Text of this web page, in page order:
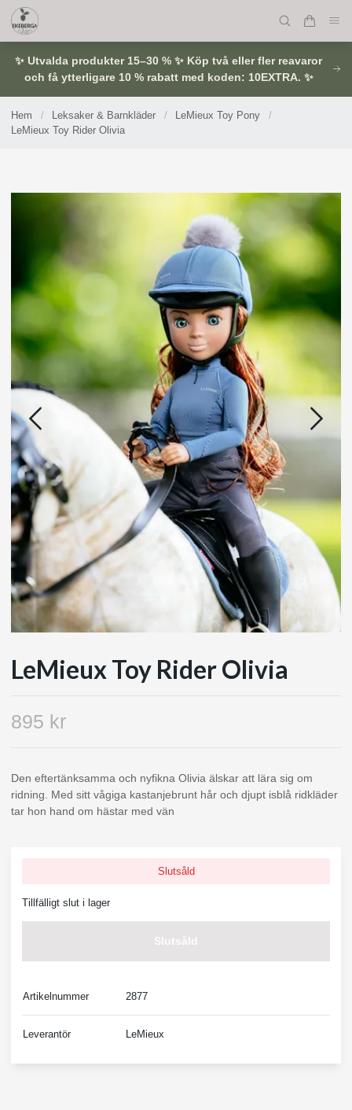
✨ Utvalda produkter 15–30 % ✨ Köp två eller fler reavaror
och få ytterligare 10 % rabatt med koden: 10EXTRA. ✨
Hem / Leksaker & Barnkläder / LeMieux Toy Pony
/
LeMieux Toy Rider Olivia
LeMieux Toy Rider Olivia
895 kr
Den eftertänksamma och nyfikna Olivia älskar att lära sig om
ridning. Med sitt vågiga kastanjebrunt hår och djupt isblå ridkläder
tar hon hand om hästar med vän
Slutsåld
Tillfälligt slut i lager
Slutsåld
Artikelnummer 2877
Leverantör LeMieux